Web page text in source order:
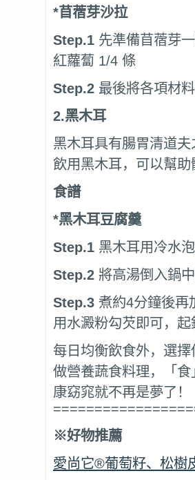
*苜蓿芽沙拉
Step.1 先準備苜蓿芽
紅蘿蔔 1/4 條
Step.2 最後將各項材
2.黑木耳
黑木耳具有腸胃清道
飲用黑木耳，可以幫助
食譜
*黑木耳豆腐羹
Step.1 黑木耳用冷水
Step.2 將高湯倒入鍋
Step.3 煮約4分鐘後再
用水澱粉勾芡即可，
每日均衡飲食外，選
做營養蔬食料理，「
康窈窕就不再是夢了！
※好物推薦
愛尚它®葡萄籽、松樹